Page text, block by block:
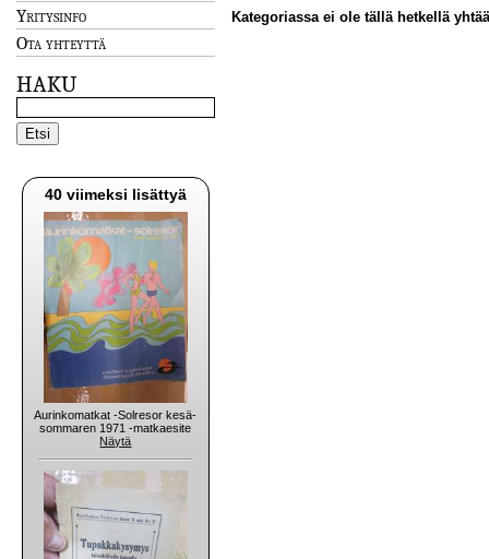
Yritysinfo
Ota yhteyttä
HAKU
40 viimeksi lisättyä
Aurinkomatkat -Solresor kesä-
sommaren 1971 -matkaesite
Näytä
Kategoriassa ei ole tällä hetkellä